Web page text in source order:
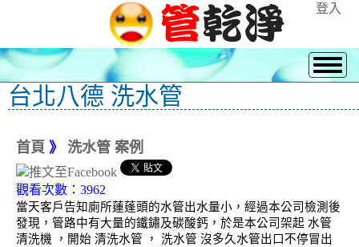
登入
台北八德 洗水管
首頁 》 洗水管 案例
觀看次數：3962
當天客戶告知廁所蓮蓬頭的水管出水量小，經過本公司檢測後
發現，管路中有大量的鐵鏽及碳酸鈣，於是本公司架起 水管
清洗機 ，開始 清洗水管 ， 洗水管 沒多久水管出口不停冒出